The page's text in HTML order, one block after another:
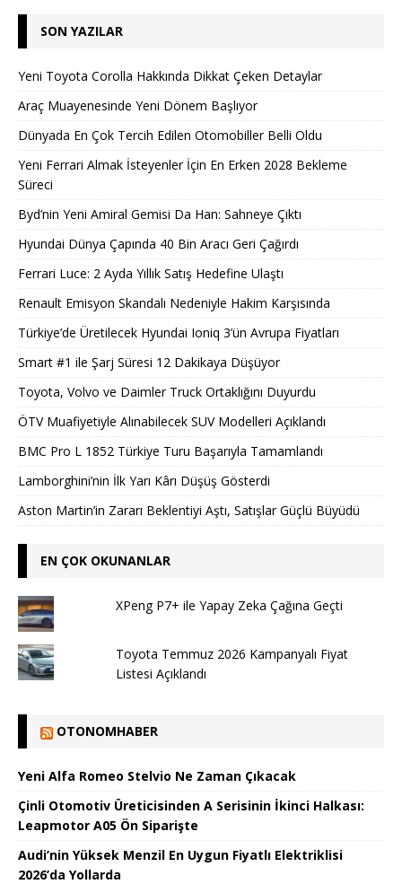
SON YAZILAR
Yeni Toyota Corolla Hakkında Dikkat Çeken Detaylar
Araç Muayenesinde Yeni Dönem Başlıyor
Dünyada En Çok Tercih Edilen Otomobiller Belli Oldu
Yeni Ferrari Almak İsteyenler İçin En Erken 2028 Bekleme
Süreci
Byd’nin Yeni Amiral Gemisi Da Han: Sahneye Çıktı
Hyundai Dünya Çapında 40 Bin Aracı Geri Çağırdı
Ferrari Luce: 2 Ayda Yıllık Satış Hedefine Ulaştı
Renault Emisyon Skandalı Nedeniyle Hakim Karşısında
Türkiye’de Üretilecek Hyundai Ioniq 3’ün Avrupa Fiyatları
Smart #1 ile Şarj Süresi 12 Dakikaya Düşüyor
Toyota, Volvo ve Daimler Truck Ortaklığını Duyurdu
ÖTV Muafiyetiyle Alınabilecek SUV Modelleri Açıklandı
BMC Pro L 1852 Türkiye Turu Başarıyla Tamamlandı
Lamborghini’nin İlk Yarı Kârı Düşüş Gösterdi
Aston Martin’in Zararı Beklentiyi Aştı, Satışlar Güçlü Büyüdü
EN ÇOK OKUNANLAR
XPeng P7+ ile Yapay Zeka Çağına Geçti
Toyota Temmuz 2026 Kampanyalı Fiyat
Listesi Açıklandı
OTONOMHABER
Yeni Alfa Romeo Stelvio Ne Zaman Çıkacak
Çinli Otomotiv Üreticisinden A Serisinin İkinci Halkası:
Leapmotor A05 Ön Siparişte
Audi’nin Yüksek Menzil En Uygun Fiyatlı Elektriklisi
2026’da Yollarda